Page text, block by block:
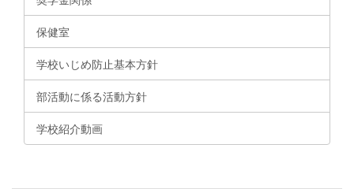
保健室
学校いじめ防止基本方針
部活動に係る活動方針
学校紹介動画